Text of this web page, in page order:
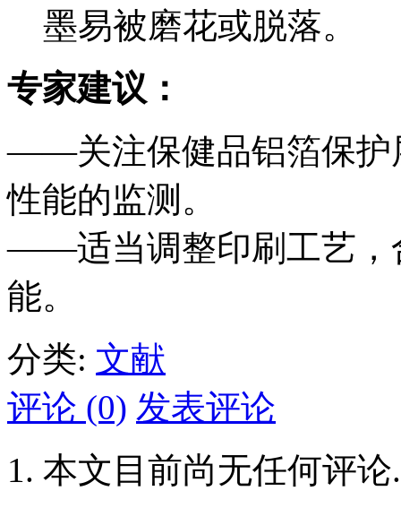
墨易被磨花或脱落。
专家建议：
——关注保健品铝箔保护
性能的监测。
——适当调整印刷工艺，
能。
分类: 文献
评论 (0) 发表评论
本文目前尚无任何评论.